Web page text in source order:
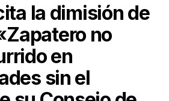
la dimisión de
no
en
sin el